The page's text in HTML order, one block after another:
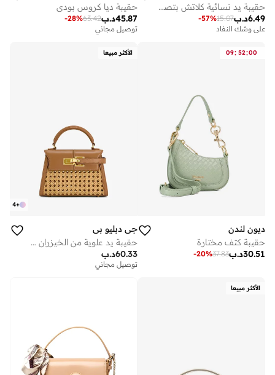
حقيبة يد نسائية كلاتش بتصميم لؤلؤي وماسّي
د.ب6.49
15.07
-57%
على وشك النفاد
حقيبة ديا كروس بودي
د.ب45.87
63.42
-28%
توصيل مجاني
09: 52:00
ديون لندن
حقيبة كتف مختارة
د.ب30.51
37.83
-20%
الأكثر مبيعا
+
4
جي دبليو بي
حقيبة يد علوية من الخيزران الصناعي إليس
د.ب60.33
توصيل مجاني
الأكثر مبيعا